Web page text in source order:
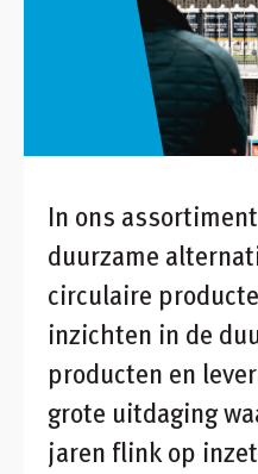
In ons
duurzame
circulaire
inzichten in de
producten en
grote uitdaging
jaren flink op